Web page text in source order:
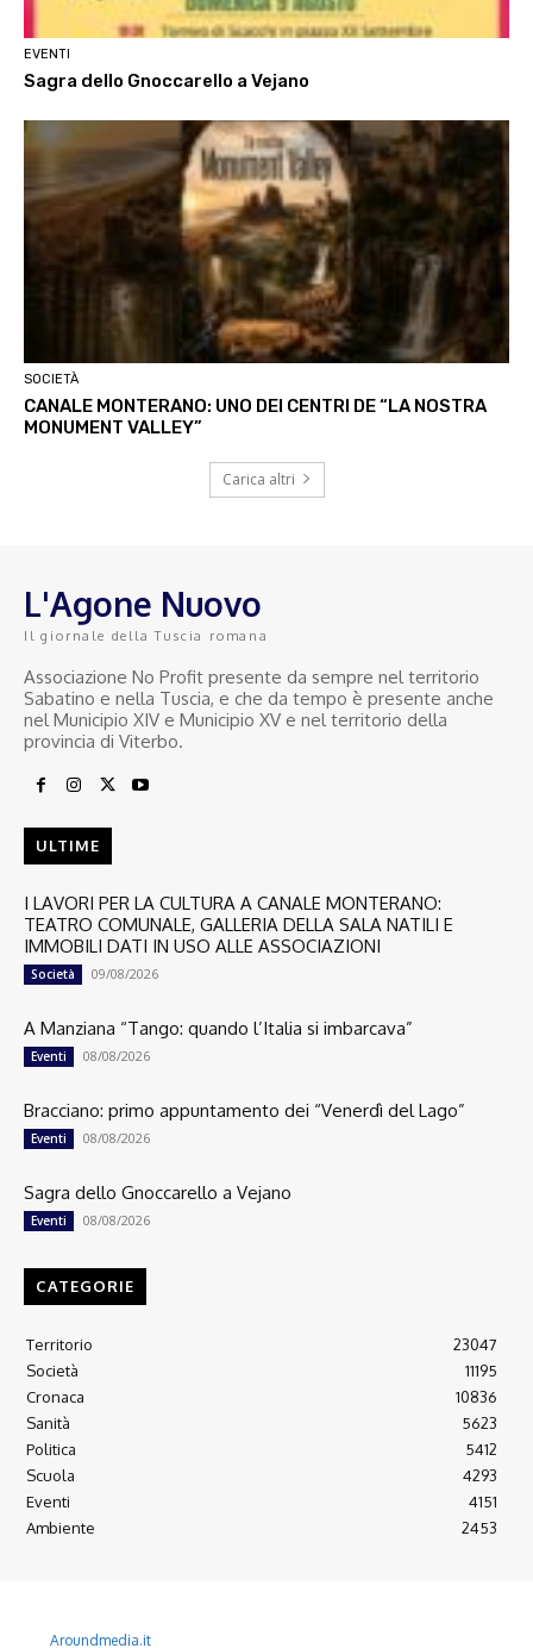
EVENTI
Sagra dello Gnoccarello a Vejano
SOCIETÀ
CANALE MONTERANO: UNO DEI CENTRI DE “LA NOSTRA
MONUMENT VALLEY”
Carica altri
L'Agone Nuovo
Il giornale della Tuscia romana
Associazione No Profit presente da sempre nel territorio
Sabatino e nella Tuscia, e che da tempo è presente anche
nel Municipio XIV e Municipio XV e nel territorio della
provincia di Viterbo.
ULTIME
I LAVORI PER LA CULTURA A CANALE MONTERANO:
TEATRO COMUNALE, GALLERIA DELLA SALA NATILI E
IMMOBILI DATI IN USO ALLE ASSOCIAZIONI
Società 09/08/2026
A Manziana “Tango: quando l’Italia si imbarcava”
Eventi 08/08/2026
Bracciano: primo appuntamento dei “Venerdì del Lago”
Eventi 08/08/2026
Sagra dello Gnoccarello a Vejano
Eventi 08/08/2026
CATEGORIE
Territorio
23047
Società
11195
Cronaca
10836
Sanità
5623
Politica
5412
Scuola
4293
Eventi
4151
Ambiente
2453
Aroundmedia.it